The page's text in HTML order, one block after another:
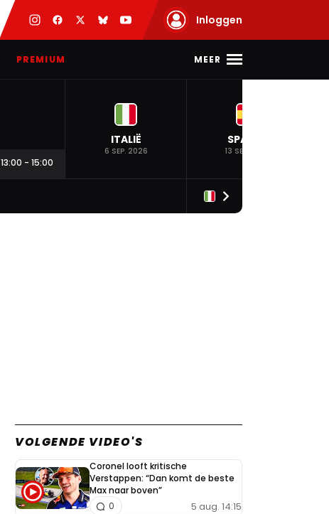
Inloggen
PREMIUM MEER
13:00 - 15:00
ITALIË
6 SEP. 2026
SPANJE
13 SEP. 2026
VOLGENDE VIDEO'S
Coronel looft kritische
Verstappen: “Dan komt de beste
Max naar boven”
5 aug. 14:15
0